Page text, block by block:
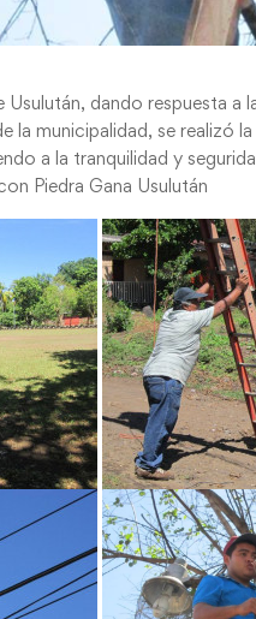
Usulután, dando respuesta a
la municipalidad, se realizó
a la tranquilidad y
Piedra Gana Usulután